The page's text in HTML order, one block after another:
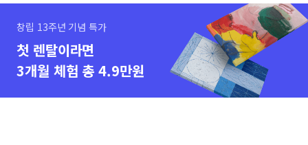
창립 13주년 기념 특가
첫 렌탈이라면
3개월 체험 총 4.9만원